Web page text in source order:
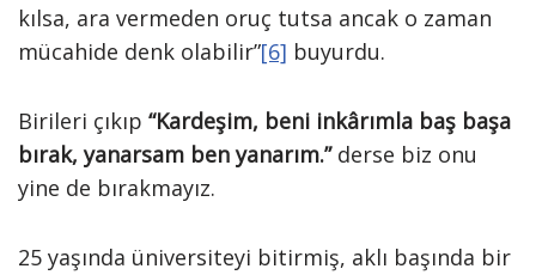
kılsa, ara vermeden oruç tutsa ancak o zaman
mücahide denk olabilir”[6] buyurdu.
Birileri çıkıp “Kardeşim, beni inkârımla baş başa
bırak, yanarsam ben yanarım.”derse biz onu
yine de bırakmayız.
25 yaşında üniversiteyi bitirmiş, aklı başında bir